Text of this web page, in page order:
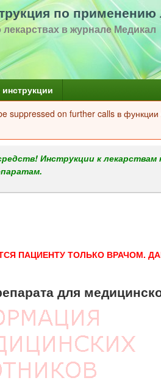
Перейти
к
содержанию
по применению
лекарствах в журнале Медикал
инструкции
suppressed on further calls в функции
Инструкции к лекарствам
ПАЦИЕНТУ ТОЛЬКО ВРАЧОМ.
для